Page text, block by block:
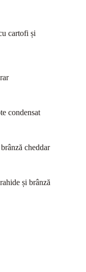
cartofi și
condensat
cheddar
și brânză